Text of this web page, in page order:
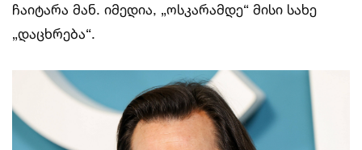
ჩაიტარა მან. იმედია, „ოსკარამდე“ მისი სახე
„დაცხრება“.